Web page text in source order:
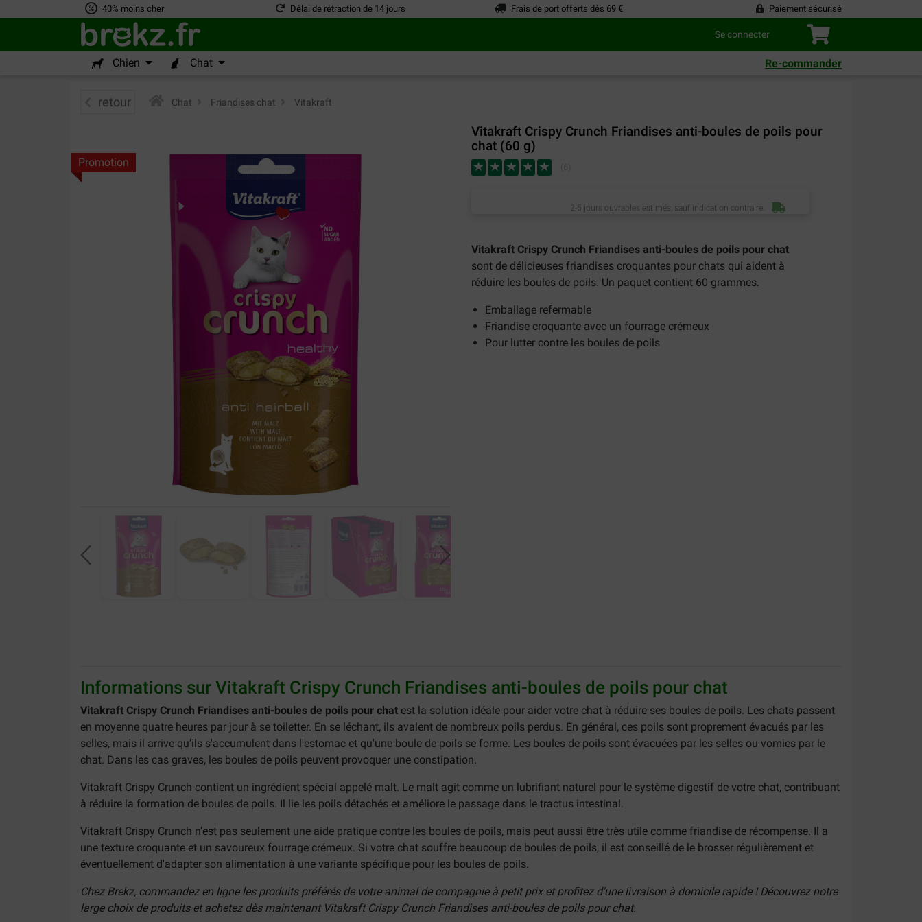
40% moins cher Délai de rétraction de 14 jours Frais de port offerts dès 69 € Paiement sécurisé
Se connecter
Chien Chat Re-commander
retour Chat Friandises chat Vitakraft
Vitakraft Crispy Crunch Friandises anti-boules de poils pour
chat (60 g)
Promotion
2-5 jours ouvrables estimés, sauf indication contraire.
Vitakraft Crispy Crunch Friandises anti-boules de poils pour chat
sont de délicieuses friandises croquantes pour chats qui aident à
réduire les boules de poils. Un paquet contient 60 grammes.
Emballage refermable
Friandise croquante avec un fourrage crémeux
Pour lutter contre les boules de poils
Informations sur Vitakraft Crispy Crunch Friandises anti-boules de poils pour chat
Vitakraft Crispy Crunch Friandises anti-boules de poils pour chat est la solution idéale pour aider votre chat à réduire ses boules de poils. Les chats passent
en moyenne quatre heures par jour à se toiletter. En se léchant, ils avalent de nombreux poils perdus. En général, ces poils sont proprement évacués par les
selles, mais il arrive qu'ils s'accumulent dans l'estomac et qu'une boule de poils se forme. Les boules de poils sont évacuées par les selles ou vomies par le
chat. Dans les cas graves, les boules de poils peuvent provoquer une constipation.
Vitakraft Crispy Crunch contient un ingrédient spécial appelé malt. Le malt agit comme un lubrifiant naturel pour le système digestif de votre chat, contribuant
à réduire la formation de boules de poils. Il lie les poils détachés et améliore le passage dans le tractus intestinal.
Vitakraft Crispy Crunch n'est pas seulement une aide pratique contre les boules de poils, mais peut aussi être très utile comme friandise de récompense. Il a
une texture croquante et un savoureux fourrage crémeux. Si votre chat souffre beaucoup de boules de poils, il est conseillé de le brosser régulièrement et
éventuellement d'adapter son alimentation à une variante spécifique pour les boules de poils.
Chez Brekz, commandez en ligne les produits préférés de votre animal de compagnie à petit prix et profitez d’une livraison à domicile rapide ! Découvrez notre
large choix de produits et achetez dès maintenant Vitakraft Crispy Crunch Friandises anti-boules de poils pour chat.